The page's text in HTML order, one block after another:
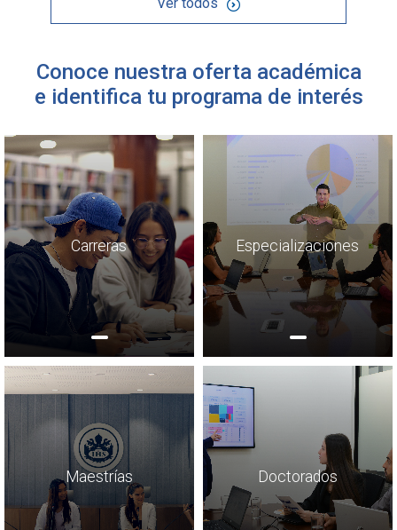
Conoce nuestra oferta académica
e identifica tu programa de interés
Carreras Especializaciones
Maestrías Doctorados